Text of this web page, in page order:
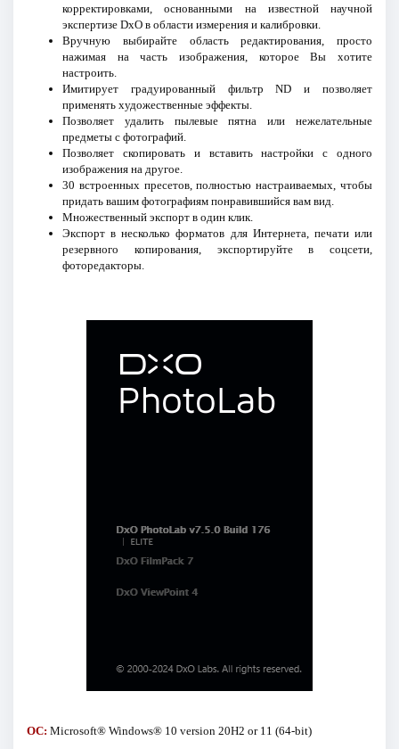
корректировками, основанными на известной научной
экспертизе DxO в области измерения и калибровки.
Вручную выбирайте область редактирования, просто
нажимая на часть изображения, которое Вы хотите
настроить.
Имитирует градуированный фильтр ND и позволяет
применять художественные эффекты.
Позволяет удалить пылевые пятна или нежелательные
предметы с фотографий.
Позволяет скопировать и вставить настройки с одного
изображения на другое.
30 встроенных пресетов, полностью настраиваемых, чтобы
придать вашим фотографиям понравившийся вам вид.
Множественный экспорт в один клик.
Экспорт в несколько форматов для Интернета, печати или
резервного копирования, экспортируйте в соцсети,
фоторедакторы.
ОС: Microsoft® Windows® 10 version 20H2 or 11 (64-bit)